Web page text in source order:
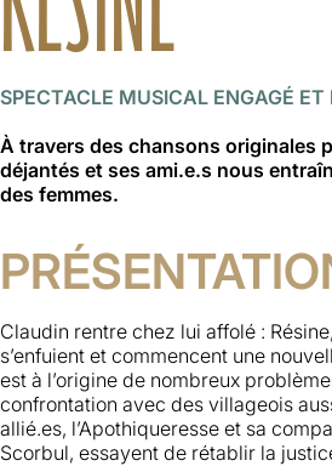
SPECTACLE MUSICAL ENGAGÉ ET
À travers des chansons originales
déjantés et ses ami.e.s nous
des femmes.
Claudin rentre chez lui affolé :
s’enfuient et commencent une
est à l’origine de nombreux
confrontation avec des villageois
allié.es, l’Apothiqueresse et sa
Scorbul, essayent de rétablir la